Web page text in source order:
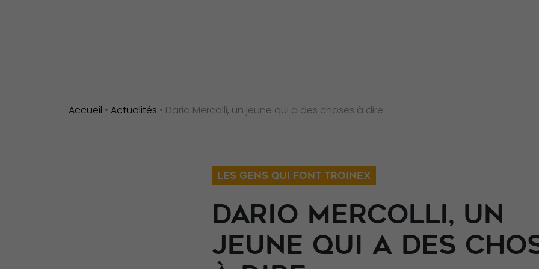
Accueil • Actualités • Dario Mercolli, un jeune qui a des choses à dire
LES GENS QUI FONT TROINEX
DARIO MERCOLLI, UN
JEUNE QUI A DES